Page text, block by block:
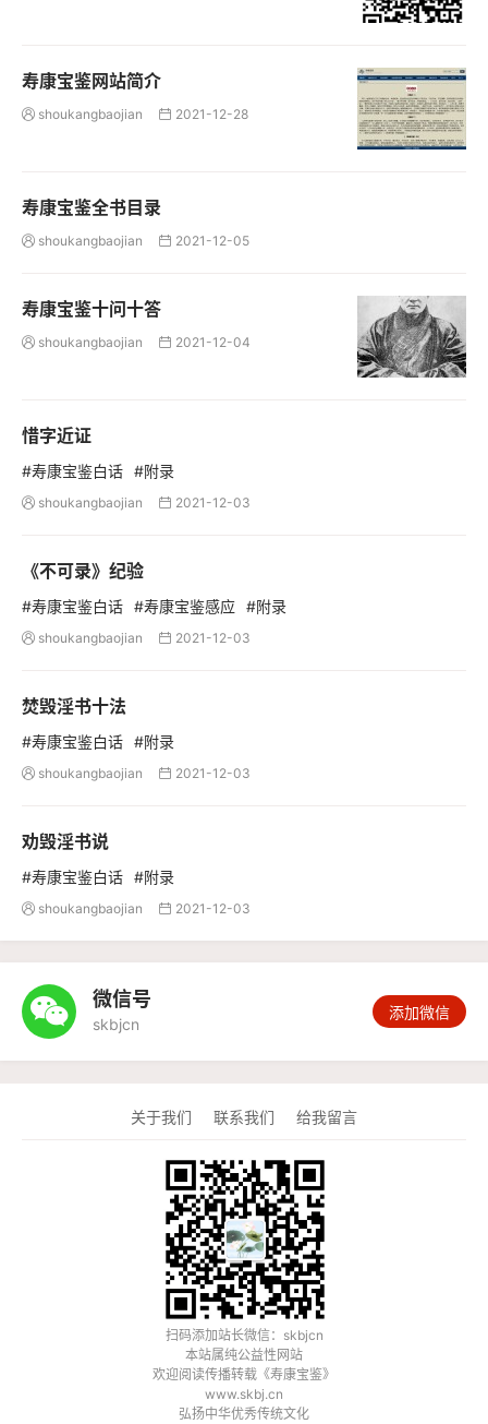
寿康宝鉴网站简介
 shoukangbaojian  2021-12-28
寿康宝鉴全书目录
 shoukangbaojian  2021-12-05
寿康宝鉴十问十答
 shoukangbaojian  2021-12-04
惜字近证
#寿康宝鉴白话 #附录
 shoukangbaojian  2021-12-03
《不可录》纪验
#寿康宝鉴白话 #寿康宝鉴感应 #附录
 shoukangbaojian  2021-12-03
焚毁淫书十法
#寿康宝鉴白话 #附录
 shoukangbaojian  2021-12-03
劝毁淫书说
#寿康宝鉴白话 #附录
 shoukangbaojian  2021-12-03
 微信号
skbjcn
添加微信
关于我们 联系我们 给我留言
扫码添加站长微信：skbjcn
本站属纯公益性网站
欢迎阅读传播转载《寿康宝鉴》
www.skbj.cn
弘扬中华优秀传统文化